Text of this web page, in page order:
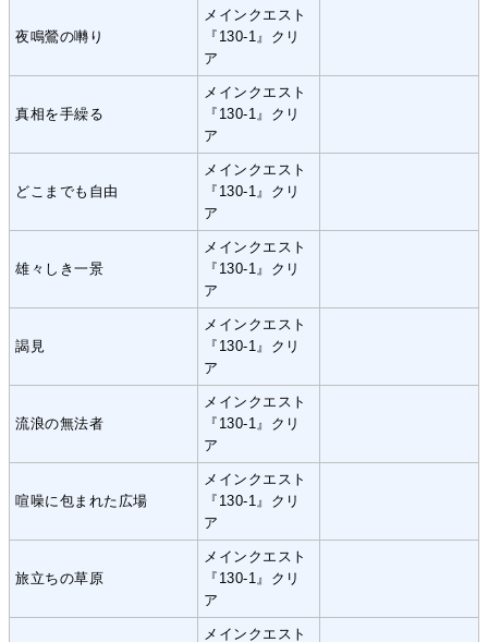
夜鳴鶯の囀り
メインクエスト
『130-1』クリ
ア
真相を手繰る
メインクエスト
『130-1』クリ
ア
どこまでも自由
メインクエスト
『130-1』クリ
ア
雄々しき一景
メインクエスト
『130-1』クリ
ア
謁見
メインクエスト
『130-1』クリ
ア
流浪の無法者
メインクエスト
『130-1』クリ
ア
喧噪に包まれた広場
メインクエスト
『130-1』クリ
ア
旅立ちの草原
メインクエスト
『130-1』クリ
ア
メインクエスト